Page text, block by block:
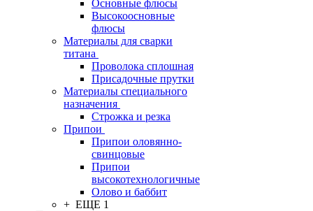
Основные флюсы
Высокоосновные
флюсы
Материалы для сварки
титана
Проволока сплошная
Присадочные прутки
Материалы специального
назначения
Строжка и резка
Припои
Припои оловянно-
свинцовые
Припои
высокотехнологичные
Олово и баббит
+ ЕЩЕ 1